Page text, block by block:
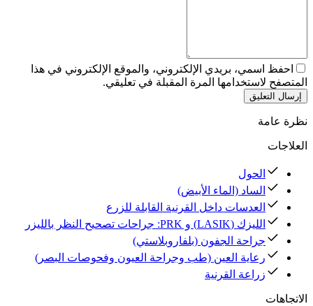
احفظ اسمي، بريدي الإلكتروني، والموقع الإلكتروني في هذا
المتصفح لاستخدامها المرة المقبلة في تعليقي.
إرسال التعليق
نظرة عامة
العلاجات
الحول
الساد (الماء الأبيض)
العدسات داخل القرنية القابلة للزرع
الليزك (LASIK) و PRK: جراحات تصحيح النظر بالليزر
جراحة الجفون (بلفاروبلاستي)
رعاية العين (طب وجراحة العيون وفحوصات البصر)
زراعة القرنية
الاتجاهات